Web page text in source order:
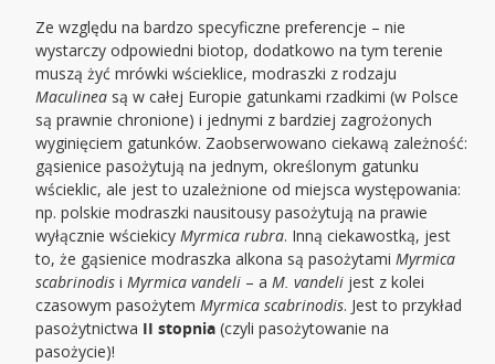
Ze względu na bardzo specyficzne preferencje – nie
wystarczy odpowiedni biotop, dodatkowo na tym terenie
muszą żyć mrówki wścieklice, modraszki z rodzaju
Maculinea są w całej Europie gatunkami rzadkimi (w Polsce
są prawnie chronione) i jednymi z bardziej zagrożonych
wyginięciem gatunków. Zaobserwowano ciekawą zależność:
gąsienice pasożytują na jednym, określonym gatunku
wścieklic, ale jest to uzależnione od miejsca występowania:
np. polskie modraszki nausitousy pasożytują na prawie
wyłącznie wściekicyMyrmica rubra. Inną ciekawostką, jest
to, że gąsienice modraszka alkona są pasożytamiMyrmica
scabrinodis iMyrmica vandeli – aM. vandeli jest z kolei
czasowym pasożytemMyrmica scabrinodis. Jest to przykład
pasożytnictwa II stopnia (czyli pasożytowanie na
pasożycie)!